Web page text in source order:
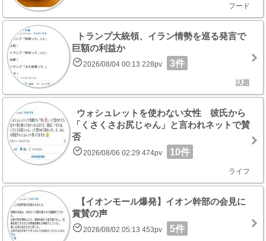
フード
トランプ大統領、イラン情勢を巡る発言で
巨額の利益か
2026/08/04 00:13 228pv 3件
話題
ウォシュレットを使わない女性 彼氏から
「くさくさお尻じゃん」と言われネットで賛
否
2026/08/06 02:29 474pv 10件
ライフ
【イオンモール爆発】イオン幹部の会見に
賞賛の声
2026/08/02 05:13 453pv 5件